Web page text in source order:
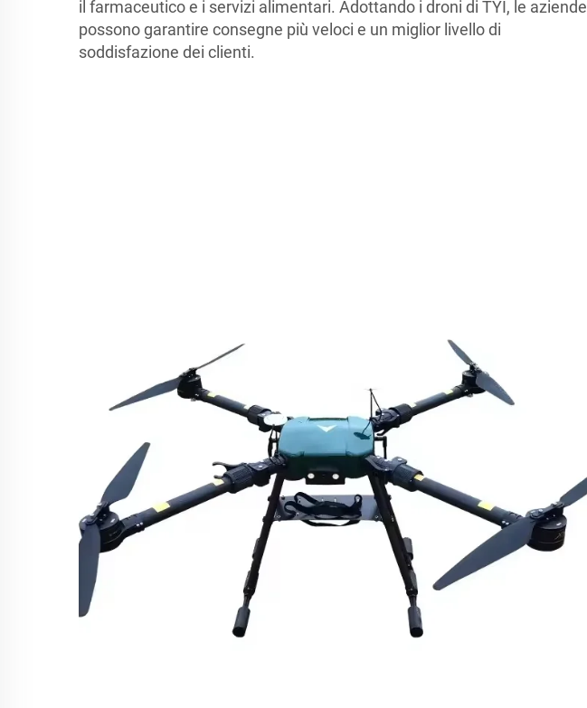
il farmaceutico e i servizi alimentari. Adottando i droni di TYI, le aziende
possono garantire consegne più veloci e un miglior livello di
soddisfazione dei clienti.